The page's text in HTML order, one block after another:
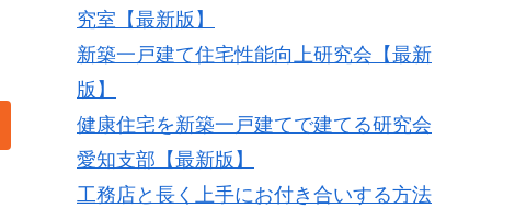
究室【最新版】
新築一戸建て住宅性能向上研究会【最新
版】
健康住宅を新築一戸建てで建てる研究会
愛知支部【最新版】
工務店と長く上手にお付き合いする方法